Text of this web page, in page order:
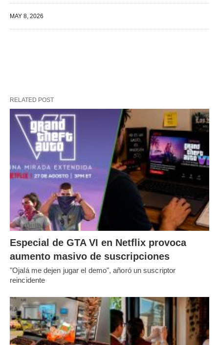
MAY 8, 2026
RELATED POST
Especial de GTA VI en Netflix provoca
aumento masivo de suscripciones
"Ojalá me dejen jugar el demo", añoró un suscriptor
reincidente